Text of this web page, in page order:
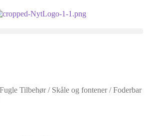
Fugle Tilbehør/ Skåle og fontener/Foderbar